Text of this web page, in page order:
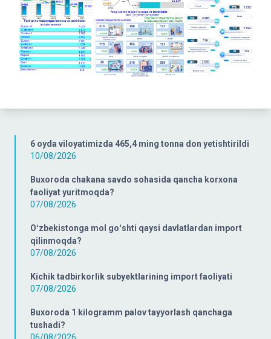
6 oyda viloyatimizda 465,4 ming tonna don yetishtirildi
10/08/2026
Buxoroda chakana savdo sohasida qancha korxona
faoliyat yuritmoqda?
07/08/2026
Oʻzbekistonga mol goʻshti qaysi davlatlardan import
qilinmoqda?
07/08/2026
Kichik tadbirkorlik subyektlarining import faoliyati
07/08/2026
Buxoroda 1 kilogramm palov tayyorlash qanchaga
tushadi?